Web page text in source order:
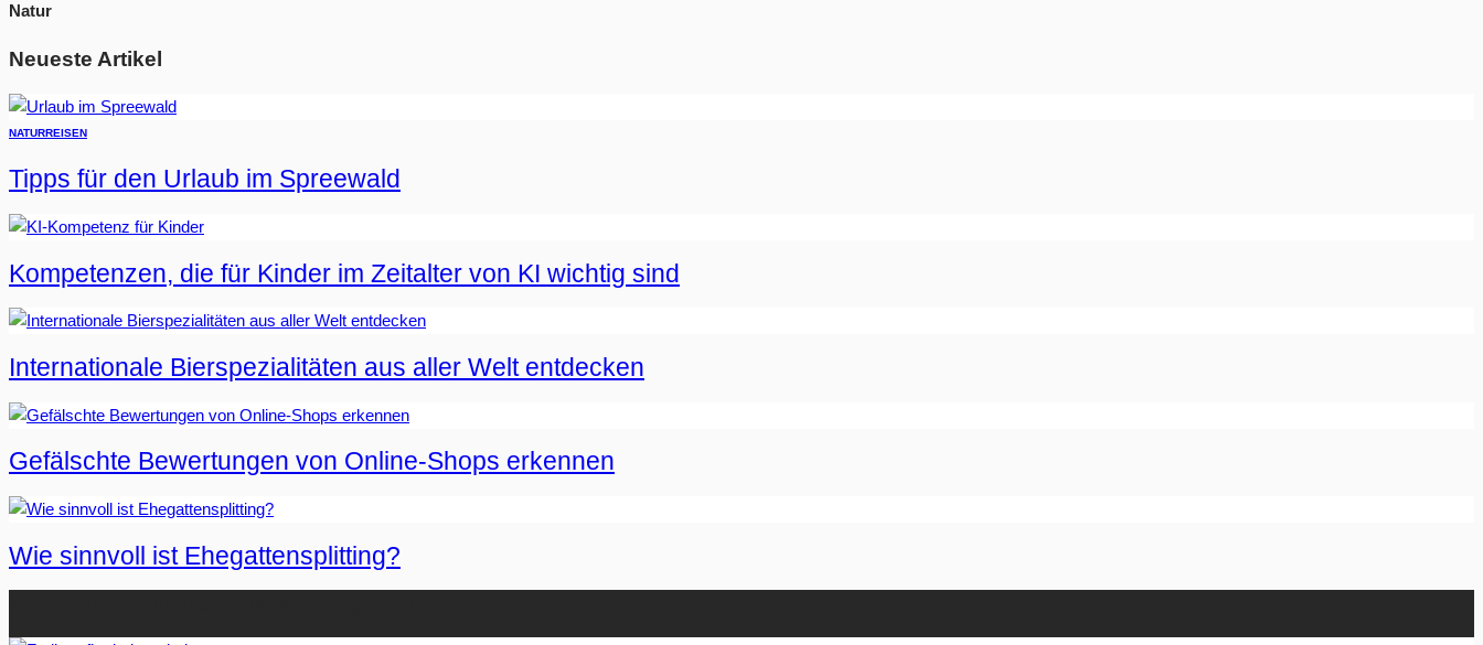
Natur
Neueste Artikel
NATURREISEN
Tipps für den Urlaub im Spreewald
Kompetenzen, die für Kinder im Zeitalter von KI wichtig sind
Internationale Bierspezialitäten aus aller Welt entdecken
Gefälschte Bewertungen von Online-Shops erkennen
Wie sinnvoll ist Ehegattensplitting?